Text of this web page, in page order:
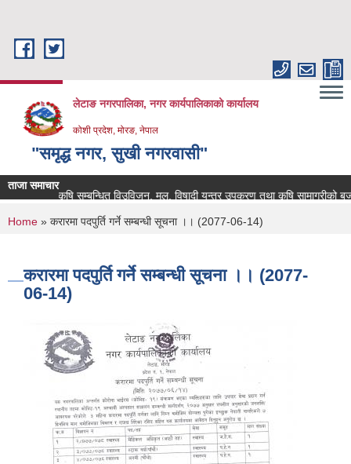
लेटाङ नगरपालिका, नगर कार्यपालिकाको कार्यालय
कोशी प्रदेश, मोरङ, नेपाल
"समृद्ध नगर, सुखी नगरवासी"
ताजा समाचार
कृषि सम्बन्धित विउविजन, मल, विषादी यन्त्र उपकरण तथा कृषि सामाग्रीको बजार
You are here
Home » करारमा पदपुर्ति गर्ने सम्बन्धी सूचना ।। (2077-06-14)
करारमा पदपुर्ति गर्ने सम्बन्धी सूचना ।। (2077-
06-14)